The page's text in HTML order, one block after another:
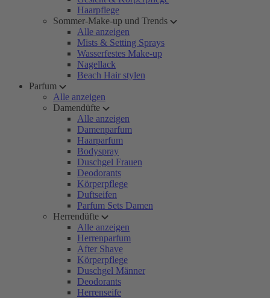
Haarpflege
Sommer-Make-up und Trends
Alle anzeigen
Mists & Setting Sprays
Wasserfestes Make-up
Nagellack
Beach Hair stylen
Parfum
Alle anzeigen
Damendüfte
Alle anzeigen
Damenparfum
Haarparfum
Bodyspray
Duschgel Frauen
Deodorants
Körperpflege
Duftseifen
Parfum Sets Damen
Herrendüfte
Alle anzeigen
Herrenparfum
After Shave
Körperpflege
Duschgel Männer
Deodorants
Herrenseife